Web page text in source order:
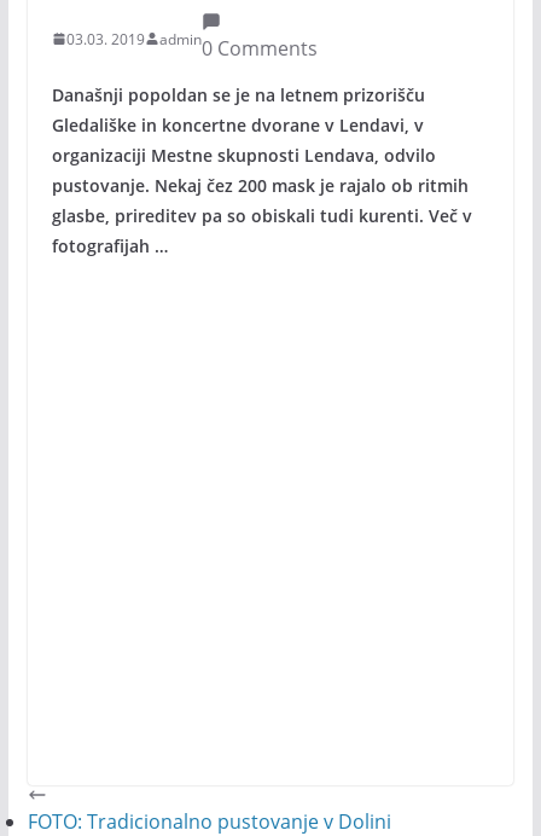
03.03. 2019 admin0 Comments
Današnji popoldan se je na letnem prizorišču
Gledališke in koncertne dvorane v Lendavi, v
organizaciji Mestne skupnosti Lendava, odvilo
pustovanje. Nekaj čez 200 mask je rajalo ob ritmih
glasbe, prireditev pa so obiskali tudi kurenti. Več v
fotografijah …
FOTO: Tradicionalno pustovanje v Dolini